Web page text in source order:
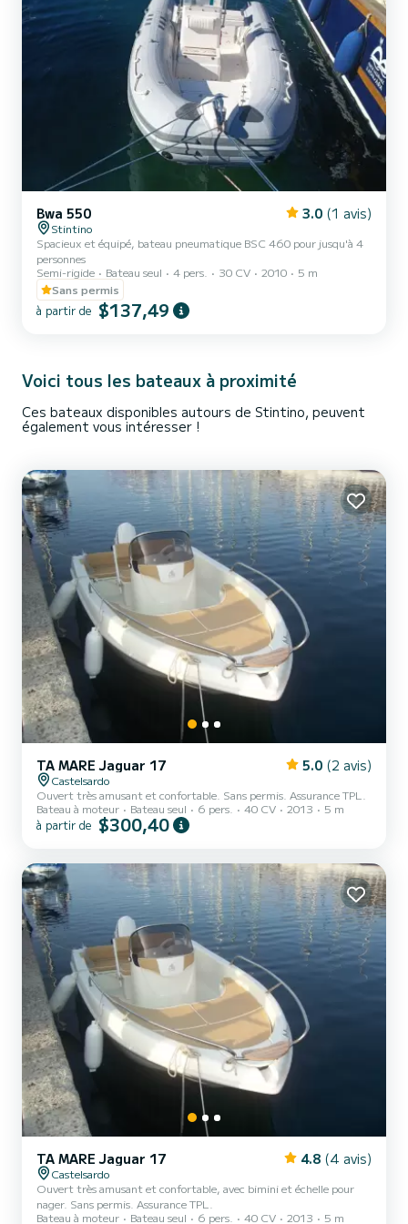
Bwa 550 3.0 (1 avis)
Stintino
Spacieux et équipé, bateau pneumatique BSC 460 pour jusqu'à 4
personnes
Semi-rigide
Bateau seul 4 pers. 30 CV 2010
5 m
Sans permis
à partir de $137,49
Voici tous les bateaux à proximité
Ces bateaux disponibles autours de Stintino, peuvent
également vous intéresser !
TA MARE Jaguar 17 5.0 (2 avis)
Castelsardo
Ouvert très amusant et confortable. Sans permis. Assurance TPL.
Bateau à moteur
Bateau seul 6 pers. 40 CV 2013 5 m
à partir de $300,40
TA MARE Jaguar 17 4.8 (4 avis)
Castelsardo
Ouvert très amusant et confortable, avec bimini et échelle pour
nager. Sans permis. Assurance TPL.
Bateau à moteur
Bateau seul 6 pers. 40 CV 2013 5 m